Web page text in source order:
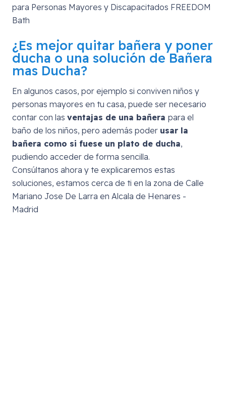
¿Es mejor quitar bañera y poner
ducha o una solución de Bañera
mas Ducha?
En algunos casos, por ejemplo si conviven niños y
personas mayores en tu casa, puede ser necesario
contar con las ventajas de una bañera para el
baño de los niños, pero además poder usar la
bañera como si fuese un plato de ducha,
pudiendo acceder de forma sencilla.
Consúltanos ahora y te explicaremos estas
soluciones, estamos cerca de ti en la zona de Calle
Mariano Jose De Larra en Alcala de Henares -
Madrid